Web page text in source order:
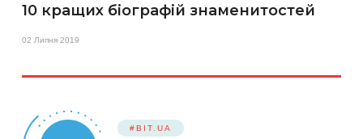
10 кращих біографій знаменитостей
02 Липня 2019
#BIT.UA